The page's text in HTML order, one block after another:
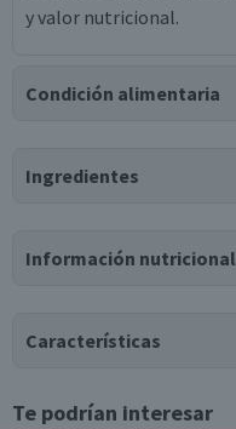
y valor nutricional.
Condición alimentaria
Ingredientes
Información nutricional
Tabla nutricional
medios
Características
Tipo de Producto
Te podrían interesar